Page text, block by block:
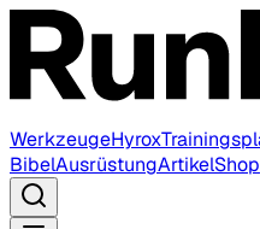
WerkzeugeHyrox
BibelAusrüstungArtikelShop